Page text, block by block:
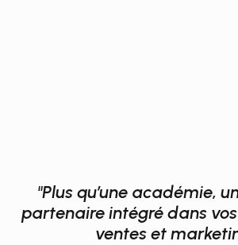
"Plus qu’une académie,
partenaire intégré dans vos
ventes et